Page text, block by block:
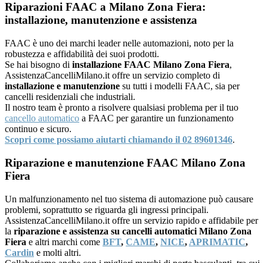
Riparazioni FAAC a Milano Zona Fiera:
installazione, manutenzione e assistenza
FAAC è uno dei marchi leader nelle automazioni, noto per la
robustezza e affidabilità dei suoi prodotti.
Se hai bisogno di installazione FAAC Milano Zona Fiera,
AssistenzaCancelliMilano.it offre un servizio completo di
installazione e manutenzione su tutti i modelli FAAC, sia per
cancelli residenziali che industriali.
Il nostro team è pronto a risolvere qualsiasi problema per il tuo
cancello automatico a FAAC per garantire un funzionamento
continuo e sicuro.
Scopri come possiamo aiutarti chiamando il 02 89601346.
Riparazione e manutenzione FAAC Milano Zona
Fiera
Un malfunzionamento nel tuo sistema di automazione può causare
problemi, soprattutto se riguarda gli ingressi principali.
AssistenzaCancelliMilano.it offre un servizio rapido e affidabile per
la riparazione e assistenza su cancelli automatici Milano Zona
Fiera e altri marchi come BFT, CAME, NICE, APRIMATIC,
Cardin e molti altri.